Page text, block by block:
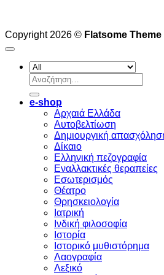
Copyright 2026 © Flatsome Theme
Αναζήτηση
για:
e-shop
Αρχαιά Ελλάδα
Aυτοβελτίωση
Δημιουργική
Δίκαιο
Ελληνική πεζογραφία
Eναλλακτικές θεραπείες
Eσωτερισμός
Θέατρο
Θρησκειολογία
Ιατρική
Ινδική φιλοσοφία
Ιστορία
Ιστορικό μυθιστόρημα
Λαογραφία
Λεξικό